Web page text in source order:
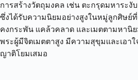
การสร้างวัตถุมงคล เช่น ตะกรุดมหาระงั
ซึ่งได้รับความนิยมอย่างสูงในหมู่ลูกศิษย์
คงกระพัน แคล้วคลาด และเมตตามหานิ
พระผู้มีจิตเมตตาสูง มีความสุขุมและเอาใ
ญาติโยมเสมอ